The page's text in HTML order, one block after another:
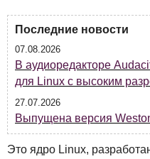
Последние новости
07.08.2026
В аудиоредакторе
для Linux с высоким
27.07.2026
Выпущена версия
Это ядро Linux,